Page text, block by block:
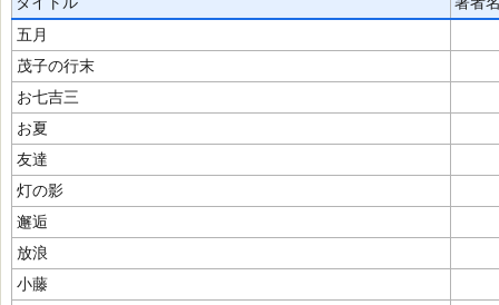
五月
茂子の行末
お七吉三
お夏
友達
灯の影
邂逅
放浪
小藤